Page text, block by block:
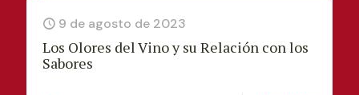
9 de agosto de 2023
Los Olores del Vino y su Relación con los
Sabores